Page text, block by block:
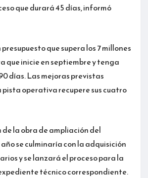
que durará 45 días, informó
que supera los 7 millones
que inicie en septiembre y tenga
días. Las mejoras previstas
operativa recupere sus cuatro
de la obra de ampliación del
se culminaría con la adquisición
y se lanzará el proceso para la
técnico correspondiente.